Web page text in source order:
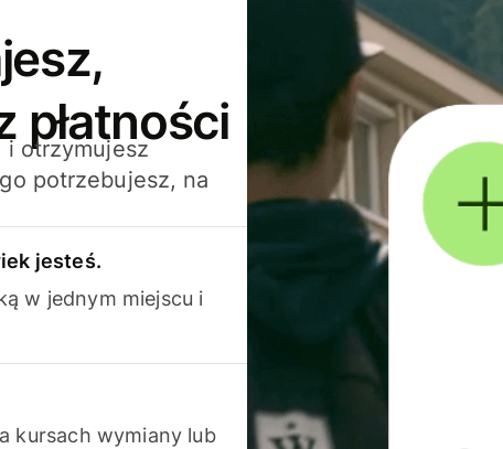
płatności
i otrzymujesz
potrzebujesz, na
jesteś.
w jednym miejscu i
kursach wymiany lub